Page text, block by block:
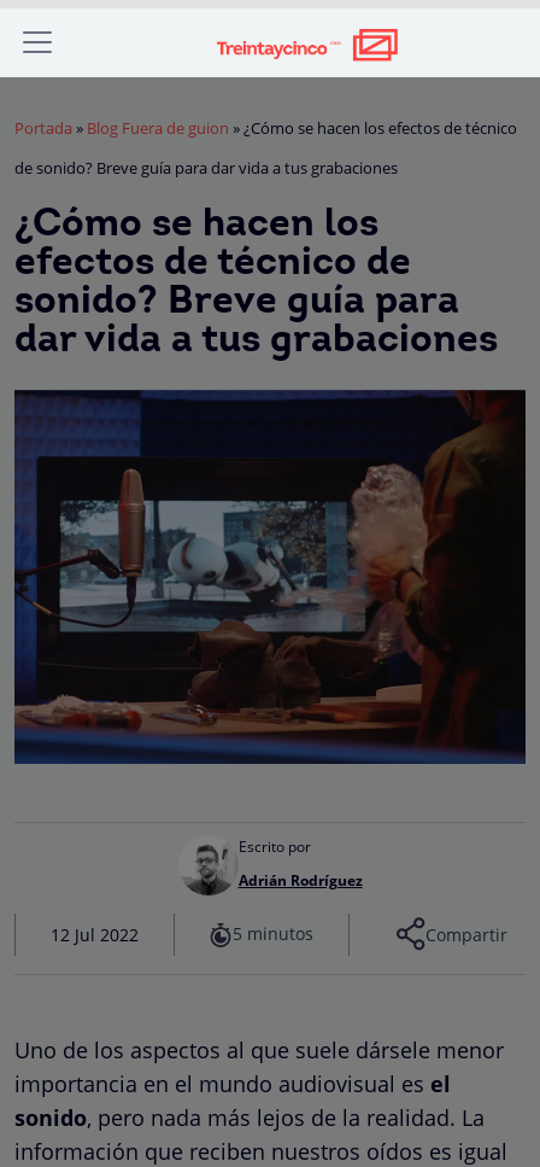
Portada » Blog Fuera de guion »¿Cómo se hacen los efectos de técnico
de sonido? Breve guía para dar vida a tus grabaciones
¿Cómo se hacen los
efectos de técnico de
sonido? Breve guía para
dar vida a tus grabaciones
Escrito por
Adrián Rodríguez
12 Jul 2022 5 minutos Compartir
Uno de los aspectos al que suele dársele menor
importancia en el mundo audiovisual es el
sonido, pero nada más lejos de la realidad. La
información que reciben nuestros oídos es igual